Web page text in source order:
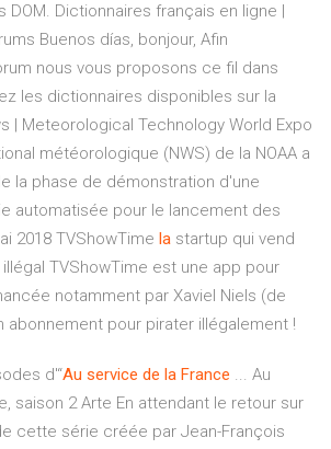
DOM. Dictionnaires français en ligne |
Buenos días, bonjour, Afin
nous vous proposons ce fil dans
les dictionnaires disponibles sur la
| Meteorological Technology World Expo
météorologique (NWS) de la NOAA a
la phase de démonstration d'une
automatisée pour le lancement des
2018 TVShowTime la startup qui vend
TVShowTime est une app pour
notamment par Xaviel Niels (de
abonnement pour pirater illégalement !
d'“Au service de la France ... Au
saison 2 Arte En attendant le retour sur
cette série créée par Jean-François